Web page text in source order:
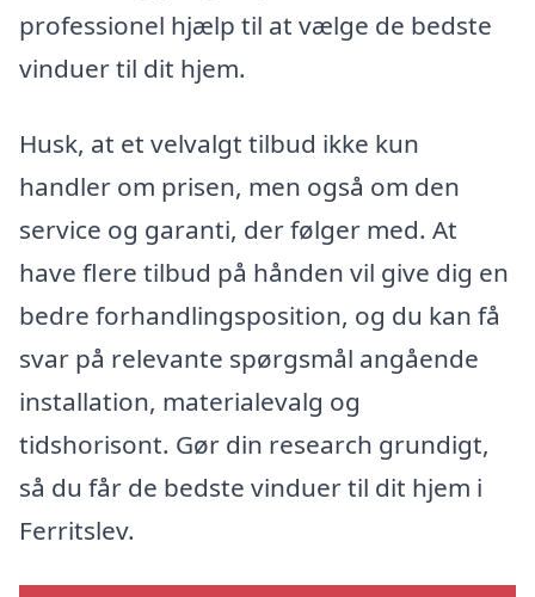
professionel hjælp til at vælge de bedste
vinduer til dit hjem.
Husk, at et velvalgt tilbud ikke kun
handler om prisen, men også om den
service og garanti, der følger med. At
have flere tilbud på hånden vil give dig en
bedre forhandlingsposition, og du kan få
svar på relevante spørgsmål angående
installation, materialevalg og
tidshorisont. Gør din research grundigt,
så du får de bedste vinduer til dit hjem i
Ferritslev.